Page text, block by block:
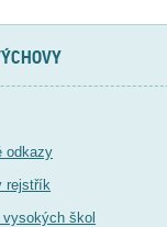
odkazy
rejstřík
vysokých škol